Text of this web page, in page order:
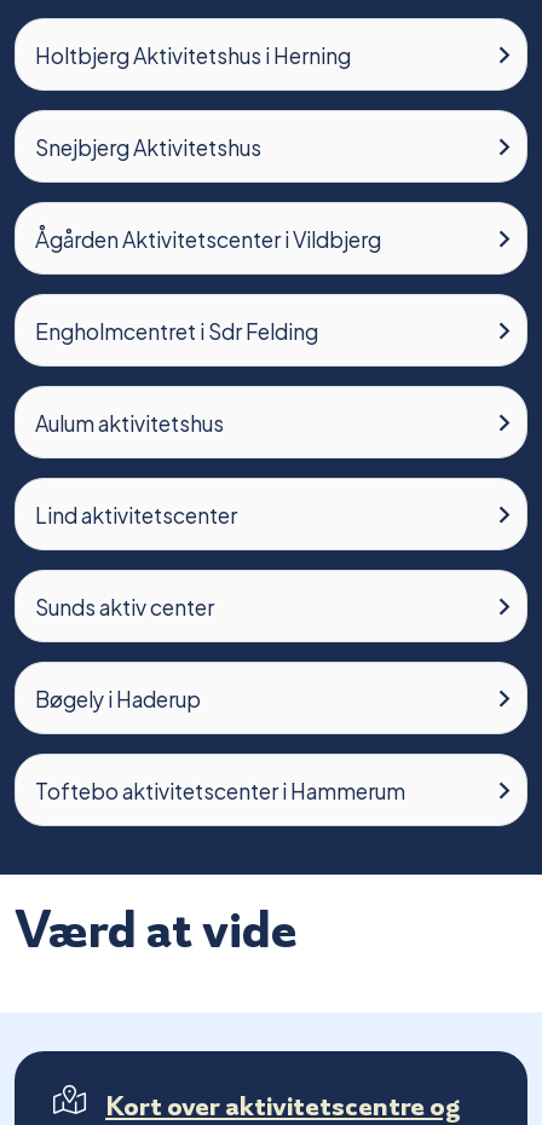
Holtbjerg Aktivitetshus i Herning
Snejbjerg Aktivitetshus
Ågården Aktivitetscenter i Vildbjerg
Engholmcentret i Sdr Felding
Aulum aktivitetshus
Lind aktivitetscenter
Sunds aktiv center
Bøgely i Haderup
Toftebo aktivitetscenter i Hammerum
Værd at vide
Kort over aktivitetscentre og